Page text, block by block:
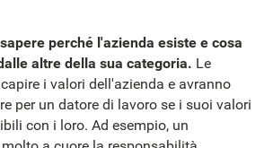
perché l'azienda esiste e cosa
altre della sua categoria. Le
i valori dell'azienda e avranno
per un datore di lavoro se i suoi valori
con i loro. Ad esempio, un